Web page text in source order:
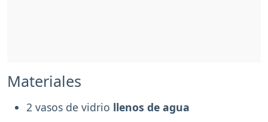
Materiales
2 vasos de vidrio llenos de agua